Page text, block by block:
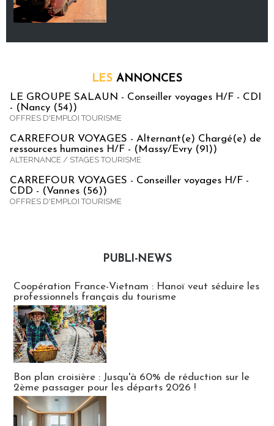
LES ANNONCES
LE GROUPE SALAUN - Conseiller voyages H/F - CDI
- (Nancy (54))
OFFRES D'EMPLOI TOURISME
CARREFOUR VOYAGES - Alternant(e) Chargé(e) de
ressources humaines H/F - (Massy/Evry (91))
ALTERNANCE / STAGES TOURISME
CARREFOUR VOYAGES - Conseiller voyages H/F -
CDD - (Vannes (56))
OFFRES D'EMPLOI TOURISME
PUBLI-NEWS
Coopération France-Vietnam : Hanoï veut séduire les
professionnels français du tourisme
Bon plan croisière : Jusqu'à 60% de réduction sur le
2ème passager pour les départs 2026 !